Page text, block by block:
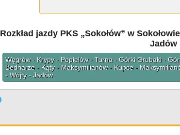
Rozkład jazdy PKS „Sokołów” w
Jadów
Węgrów - Krypy - Popielów - Turna - Górki Grubaki -
Bednarze - Kąty - Maksymilianów - Kupce -
- Wójty - Jadów